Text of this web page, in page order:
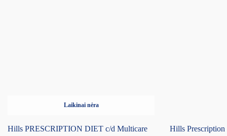
Laikinai nėra
Hills PRESCRIPTION DIET c/d Multicare
Hills